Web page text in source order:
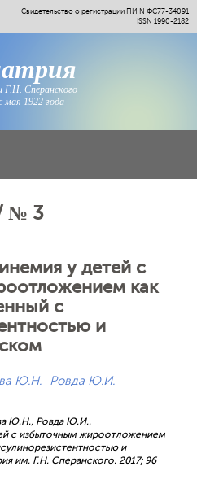
Свидетельство о регистрации ПИ N ФС77-34091
ISSN 1990-2182
Г.Н. Сперанского
мая 1922 года
№ 3
у детей с
как
с
и
Ю.Н. Ровда Ю.И.
Ю.Н., Ровда Ю.И..
с избыточным жироотложением
и
им. Г.Н. Сперанского. 2017; 96